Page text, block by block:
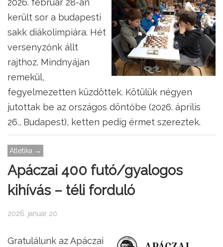
2026. február 28-án
került sor a budapesti
sakk diákolimpiára. Hét
versenyzőnk állt
rajthoz. Mindnyájan
remekül,
fegyelmezetten küzdöttek. Kötülük négyen
jutottak be az országos döntőbe (2026. április
26., Budapest), ketten pedig érmet szereztek.
Atlétika →
Apáczai 400 futó/gyalogos
kihívás – téli forduló
2026. január 20.
Gratulálunk az Apáczai